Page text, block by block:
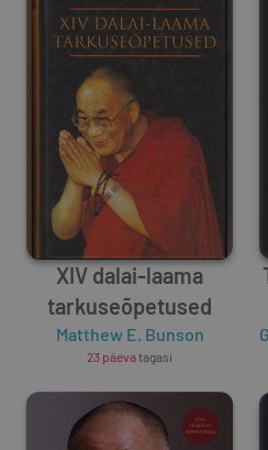
XIV dalai-laama
tarkuseõpetused
Matthew E. Bunson
23 päevatagasi